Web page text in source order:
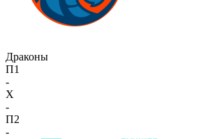
Драконы
П1
-
X
-
П2
-